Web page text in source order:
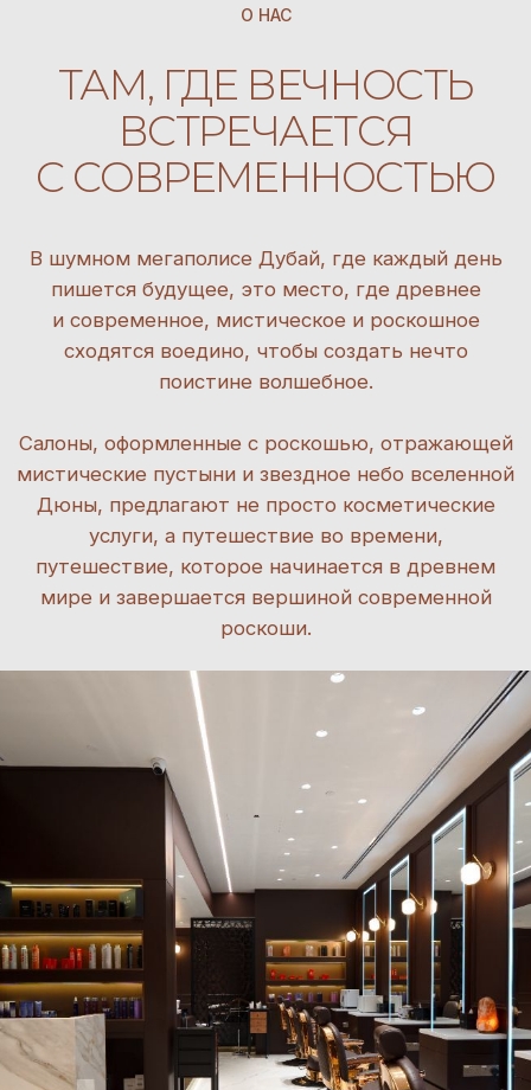
Дюны, предлагают не просто косметические
мире и завершается вершиной современной
роскоши.